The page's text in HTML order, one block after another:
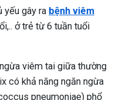
yếu gây ra bệnh viêm
ở trẻ từ 6 tuần tuổi
viêm tai giữa thường
có khả năng ngăn ngừa
pneumoniae) phổ